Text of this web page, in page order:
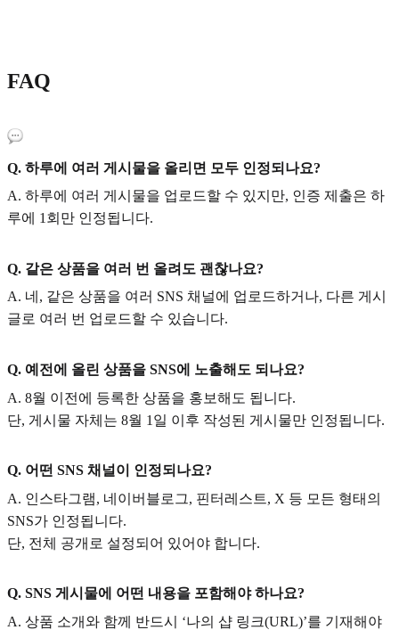
FAQ
Q. 하루에 여러 게시물을 올리면 모두 인정되나요?
A. 하루에 여러 게시물을 업로드할 수 있지만, 인증 제출은 하
루에 1회만 인정됩니다.
Q. 같은 상품을 여러 번 올려도 괜찮나요?
A. 네, 같은 상품을 여러 SNS 채널에 업로드하거나, 다른 게시
글로 여러 번 업로드할 수 있습니다.
Q. 예전에 올린 상품을 SNS에 노출해도 되나요?
A. 8월 이전에 등록한 상품을 홍보해도 됩니다.
단, 게시물 자체는 8월 1일 이후 작성된 게시물만 인정됩니다.
Q. 어떤 SNS 채널이 인정되나요?
A. 인스타그램, 네이버블로그, 핀터레스트, X 등 모든 형태의
SNS가 인정됩니다.
단, 전체 공개로 설정되어 있어야 합니다.
Q. SNS 게시물에 어떤 내용을 포함해야 하나요?
A. 상품 소개와 함께 반드시 ‘나의 샵 링크(URL)’를 기재해야